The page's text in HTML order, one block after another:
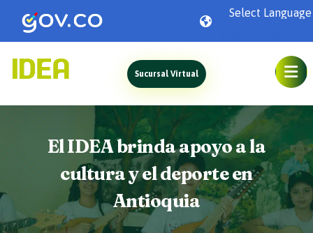
Sucursal Virtual
El IDEA brinda apoyo a la
cultura y el deporte en
Antioquia